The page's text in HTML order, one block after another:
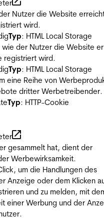
Nutzer die Website
wird.
Typ: HTML Local Storage
wie der Nutzer die Website
registriert wird.
Typ: HTML Local Storage
eine Reihe von
dritter Werbetreibender.
Typ: HTTP-Cookie
gesammelt hat, dient der
Werbewirksamkeit.
um die Handlungen des
Anzeige oder dem Klicken
und zu melden, mit
einer Werbung und der